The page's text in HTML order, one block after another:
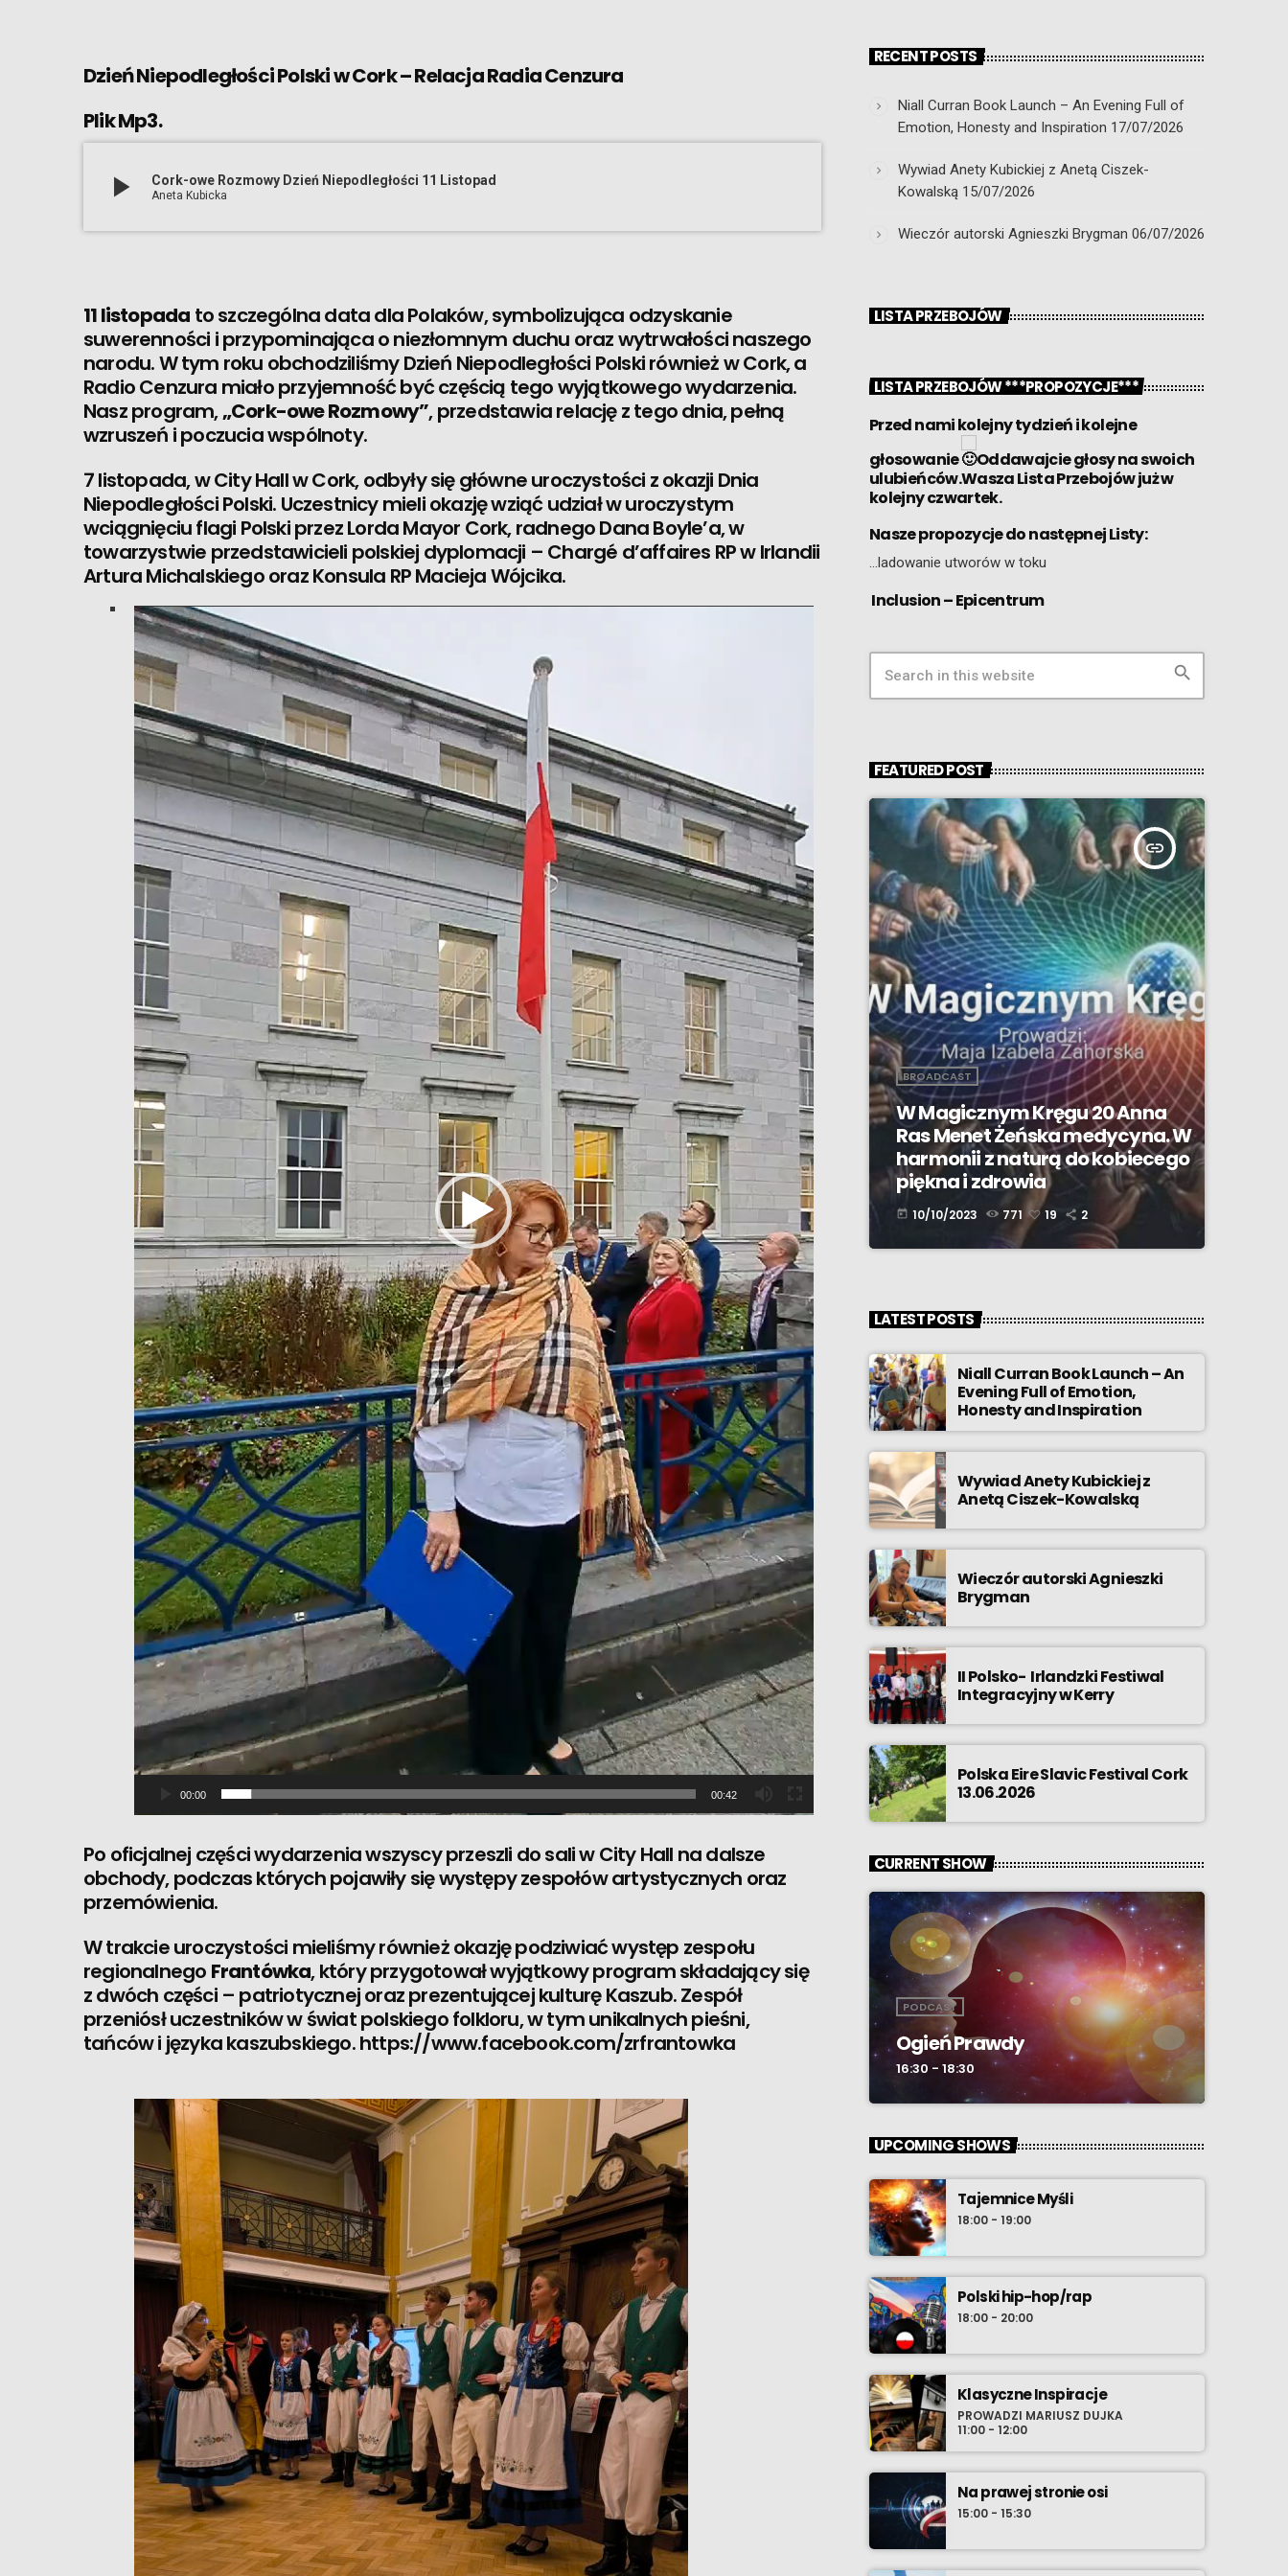
Dzień Niepodległości Polski w Cork – Relacja Radia Cenzura
Plik Mp3.
play_arrow Cork-owe Rozmowy Dzień Niepodległości 11 Listopad
Aneta Kubicka
11 listopada to szczególna data dla Polaków, symbolizująca odzyskanie
suwerenności i przypominająca o niezłomnym duchu oraz wytrwałości naszego
narodu. W tym roku obchodziliśmy Dzień Niepodległości Polski również w Cork, a
Radio Cenzura miało przyjemność być częścią tego wyjątkowego wydarzenia.
Nasz program,„Cork-owe Rozmowy”, przedstawia relację z tego dnia, pełną
wzruszeń i poczucia wspólnoty.
7 listopada, w City Hall w Cork, odbyły się główne uroczystości z okazji Dnia
Niepodległości Polski. Uczestnicy mieli okazję wziąć udział w uroczystym
wciągnięciu flagi Polski przez Lorda Mayor Cork, radnego Dana Boyle’a, w
towarzystwie przedstawicieli polskiej dyplomacji – Chargé d’affaires RP w Irlandii
Artura Michalskiego oraz Konsula RP Macieja Wójcika.
V
i
d
e
o
P
a
e
r
00:00 00:42
Po oficjalnej części wydarzenia wszyscy przeszli do sali w City Hall na dalsze
obchody, podczas których pojawiły się występy zespołów artystycznych oraz
przemówienia.
W trakcie uroczystości mieliśmy również okazję podziwiać występ zespołu
regionalnego Frantówka, który przygotował wyjątkowy program składający się
z dwóch części – patriotycznej oraz prezentującej kulturę Kaszub. Zespół
przeniósł uczestników w świat polskiego folkloru, w tym unikalnych pieśni,
tańców i języka kaszubskiego.https://www.facebook.com/zrfrantowka
RECENT POSTS
Niall Curran Book Launch – An Evening Full of
Emotion, Honesty and Inspiration 17/07/2026
Wywiad Anety Kubickiej z Anetą Ciszek-
Kowalską 15/07/2026
Wieczór autorski Agnieszki Brygman 06/07/2026
LISTA PRZEBOJÓW
LISTA PRZEBOJÓW ***PROPOZYCJE***
Przed nami kolejny tydzień i kolejne
głosowanie
Oddawajcie głosy na swoich
ulubieńców.Wasza Lista Przebojów już w
kolejny czwartek.
Nasze propozycje do następnej Listy:
…ladowanie utworów w toku
Inclusion – Epicentrum
search
FEATURED POST
insert_link
BROADCAST
W Magicznym Kręgu 20 Anna
Ras Menet Żeńska medycyna. W
harmonii z naturą do kobiecego
piękna i zdrowia
today 10/10/2023 771 19 2
LATEST POSTS
Niall Curran Book Launch – An
Evening Full of Emotion,
Honesty and Inspiration
Wywiad Anety Kubickiej z
Anetą Ciszek-Kowalską
Wieczór autorski Agnieszki
Brygman
II Polsko- Irlandzki Festiwal
Integracyjny w Kerry
Polska Eire Slavic Festival Cork
13.06.2026
CURRENT SHOW
PODCAST
Ogień Prawdy
16:30 - 18:30
UPCOMING SHOWS
Tajemnice Myśli
18:00 - 19:00
Polski hip-hop/rap
18:00 - 20:00
Klasyczne Inspiracje
PROWADZI MARIUSZ DUJKA
11:00 - 12:00
Na prawej stronie osi
15:00 - 15:30